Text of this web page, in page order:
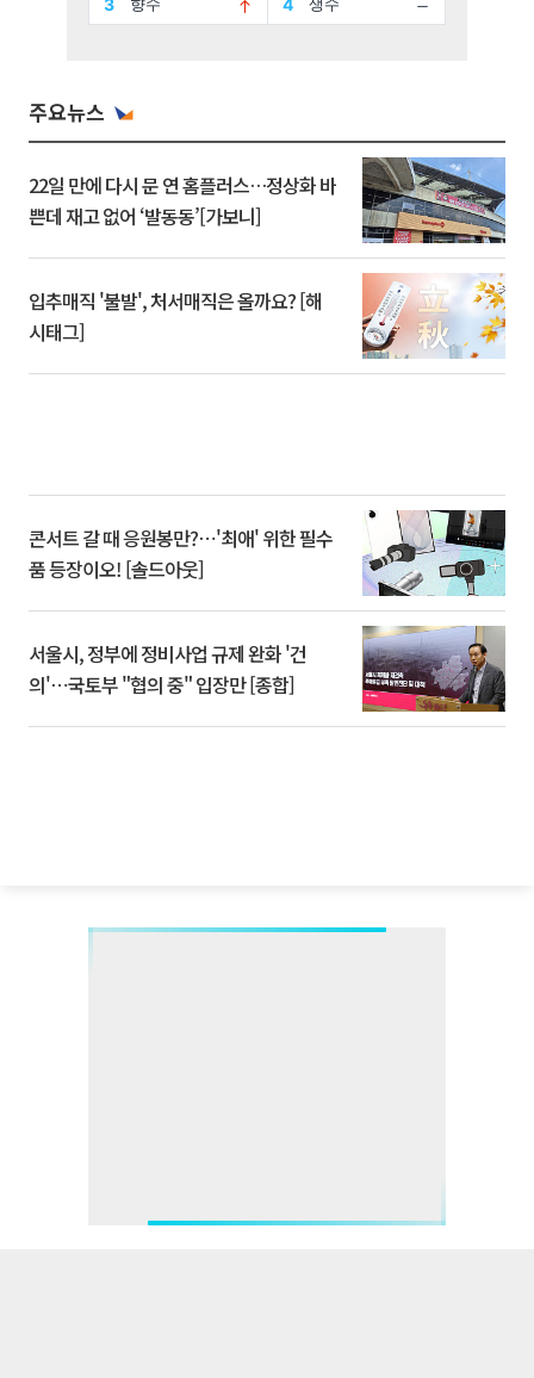
주요뉴스
22일 만에 다시 문 연 홈플러스…정상화 바
쁜데 재고 없어 ‘발동동’[가보니]
입추매직 '불발', 처서매직은 올까요? [해
시태그]
콘서트 갈 때 응원봉만?⋯'최애' 위한 필수
품 등장이오! [솔드아웃]
서울시, 정부에 정비사업 규제 완화 '건
의'⋯국토부 "협의 중" 입장만 [종합]